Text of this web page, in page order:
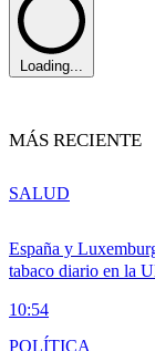
Loading...
MÁS RECIENTE
España y
tabaco diario en la
10:54
SALUD
POLÍTICA